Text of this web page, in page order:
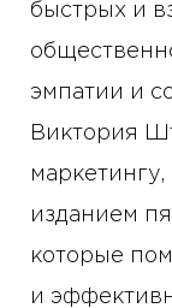
быстрых и
эмпатии и
Виктория
изданием
которые
и